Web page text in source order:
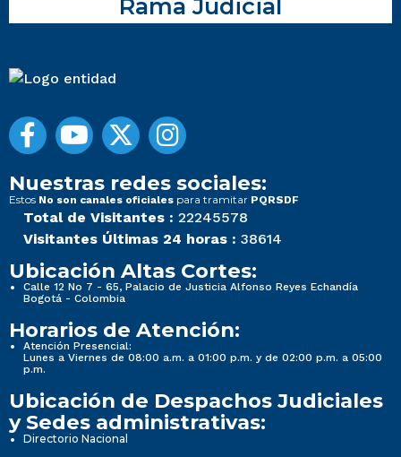
Rama Judicial
Nuestras redes sociales:
Estos No son canales oficiales para tramitar PQRSDF
Total de Visitantes : 22245578
Visitantes Últimas 24 horas : 38614
Ubicación Altas Cortes:
Calle 12 No 7 - 65, Palacio de Justicia Alfonso Reyes Echandía
Bogotá - Colombia
Horarios de Atención:
Atención Presencial:
Lunes a Viernes de 08:00 a.m. a 01:00 p.m. y de 02:00 p.m. a 05:00
p.m.
Ubicación de Despachos Judiciales
y Sedes administrativas:
Directorio Nacional